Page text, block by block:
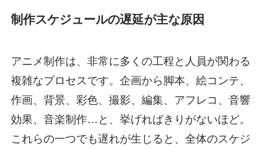
制作スケジュールの遅延が主な原因
アニメ制作は、非常に多くの工程と人員が関わる
複雑なプロセスです。企画から脚本、絵コンテ、
作画、背景、彩色、撮影、編集、アフレコ、音響
効果、音楽制作…と、挙げればきりがないほど。
これらの一つでも遅れが生じると、全体のスケジ